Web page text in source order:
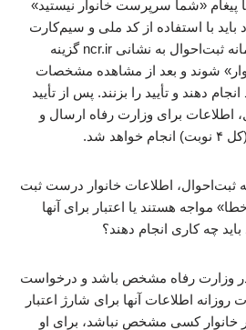
پیغام «شما سرپرست خانوار نیستید»
باید با استفاده از کد ملی و سیم‌کارت
سرپرست خانوار، وارد سامانه ثبت‌احوال به نشانی ncr.ir گزینه
شوند و بعد از مشاهده مشخصات
دهند و تأیید را بزنند. پس از تأیید
اطلاعات برای وزارت رفاه ارسال و
شد.
اطلاعات خانوار درست ثبت
مواجه هستند یا اعتبار برای آنها
چه کاری انجام دهند؟
وزارت رفاه مشخص باشد و درخواست
اطلاعات آنها برای شارژ اعتبار
خانوار کسی مشخص نباشد، برای او